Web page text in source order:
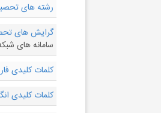
رشته های
گرایش های
سامانه های
کلمات کلیدی
کلمات کلیدی